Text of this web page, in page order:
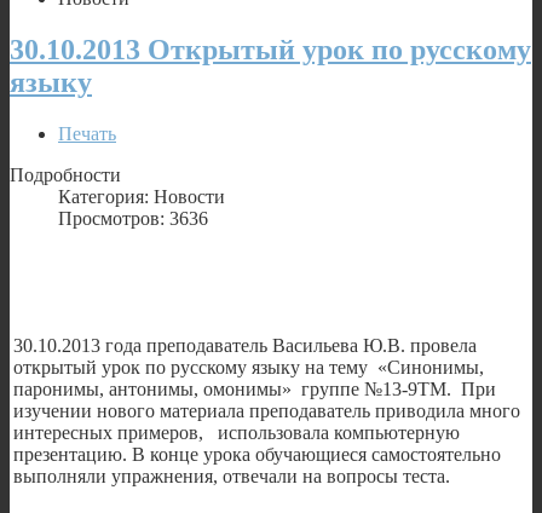
30.10.2013 Открытый урок по русскому
языку
Печать
Подробности
Категория: Новости
Просмотров: 3636
30.10.2013 года преподаватель Васильева Ю.В. провела
открытый урок по русскому языку на тему «Синонимы,
паронимы, антонимы, омонимы» группе №13-9ТМ. При
изучении нового материала преподаватель приводила много
интересных примеров, использовала компьютерную
презентацию. В конце урока обучающиеся самостоятельно
выполняли упражнения, отвечали на вопросы теста.